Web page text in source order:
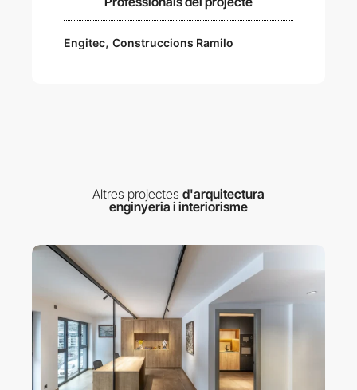
Engitec, Construccions Ramilo
Altres projectes d'arquitectura
enginyeria i interiorisme